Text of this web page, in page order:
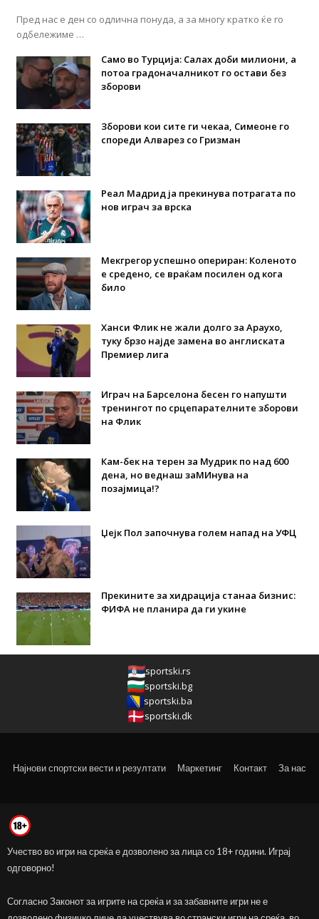
Пред нас е ден со одлична понуда, а за многу кратко ќе го
одбележиме …
Само во Турција: Салах доби милиони, а
потоа градоначалникот го остави без
зборови
Зборови кои сите ги чекаа, Симеоне го
спореди Алварез со Гризман
Реал Мадрид ја прекинува потрагата по
нов играч за врска
Мекгрегор успешно опериран: Коленото
е средено, се враќам посилен од кога
било
Ханси Флик не жали долго за Араухо,
туку брзо најде замена во англиската
Премиер лига
Играч на Барселона бесен го напушти
тренингот по срцепарателните зборови
на Флик
Кам-бек на терен за Мудрик по над 600
дена, но веднаш заМИнува на
позајмица!?
Џејк Пол започнува голем напад на УФЦ
Прекините за хидрација станаа бизнис:
ФИФА не планира да ги укине
sportski.rs
sportski.bg
sportski.ba
sportski.dk
Најнови спортски вести и резултати Маркетинг Контакт За нас
Учество во игри на среќа е дозволено за лица со 18+ години. Играј
одговорно!
Согласно Законот за игрите на среќа и за забавните игри не е